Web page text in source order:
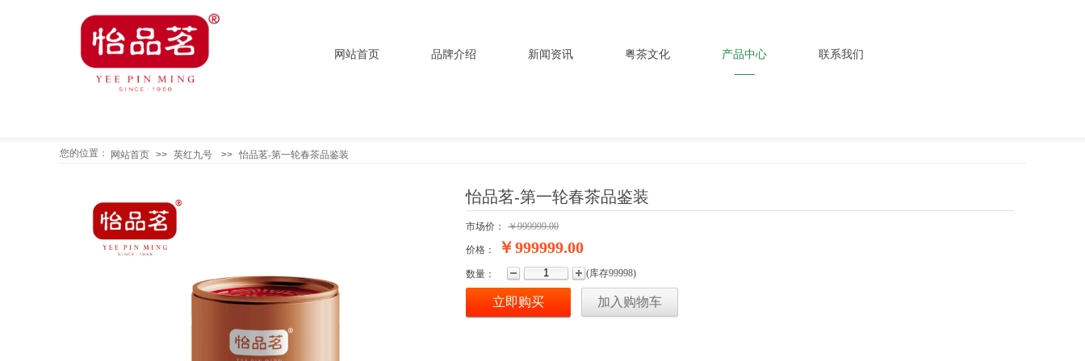
网站首页 品牌介绍 新闻资讯 粤茶文化 产品中心 联系我们
您的位置： 网站首页 >> 英红九号 >> 怡品茗-第一轮春茶品鉴装
怡品茗-第一轮春茶品鉴装
市场价： ￥999999.00
价格： ￥999999.00
数量： (库存99998)
立即购买 加入购物车